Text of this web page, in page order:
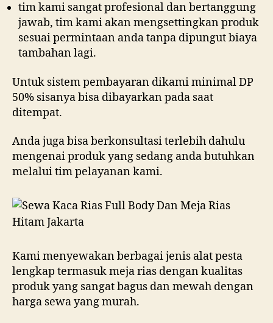
tim kami sangat profesional dan bertanggung
jawab, tim kami akan mengsettingkan produk
sesuai permintaan anda tanpa dipungut biaya
tambahan lagi.
Untuk sistem pembayaran dikami minimal DP
50% sisanya bisa dibayarkan pada saat
ditempat.
Anda juga bisa berkonsultasi terlebih dahulu
mengenai produk yang sedang anda butuhkan
melalui tim pelayanan kami.
Kami menyewakan berbagai jenis alat pesta
lengkap termasuk meja rias dengan kualitas
produk yang sangat bagus dan mewah dengan
harga sewa yang murah.